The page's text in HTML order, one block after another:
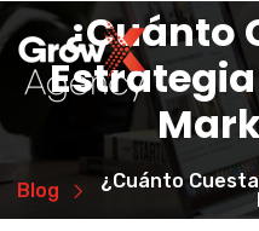
¿Cuánto
Blog
¿Cuánto